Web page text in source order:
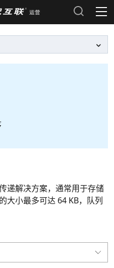
记录
递解决方案，通常用于存储
大小最多可达 64 KB，队列